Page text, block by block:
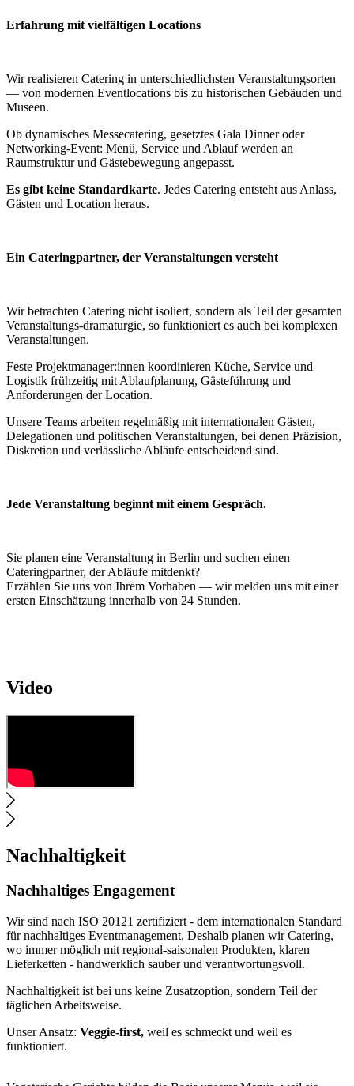
Erfahrung mit vielfältigen Locations
Wir realisieren Catering in unterschiedlichsten Veranstaltungsorten
— von modernen Eventlocations bis zu historischen Gebäuden und
Museen.
Ob dynamisches Messecatering, gesetztes Gala Dinner oder
Networking-Event: Menü, Service und Ablauf werden an
Raumstruktur und Gästebewegung angepasst.
Es gibt keine Standardkarte. Jedes Catering entsteht aus Anlass,
Gästen und Location heraus.
Ein Cateringpartner, der Veranstaltungen versteht
Wir betrachten Catering nicht isoliert, sondern als Teil der gesamten
Veranstaltungs-dramaturgie, so funktioniert es auch bei komplexen
Veranstaltungen.
Feste Projektmanager:innen koordinieren Küche, Service und
Logistik frühzeitig mit Ablaufplanung, Gästeführung und
Anforderungen der Location.
Unsere Teams arbeiten regelmäßig mit internationalen Gästen,
Delegationen und politischen Veranstaltungen, bei denen Präzision,
Diskretion und verlässliche Abläufe entscheidend sind.
Jede Veranstaltung beginnt mit einem Gespräch.
Sie planen eine Veranstaltung in Berlin und suchen einen
Cateringpartner, der Abläufe mitdenkt?
Erzählen Sie uns von Ihrem Vorhaben — wir melden uns mit einer
ersten Einschätzung innerhalb von 24 Stunden.
Video
Nachhaltigkeit
Nachhaltiges Engagement
Wir sind nach ISO 20121 zertifiziert - dem internationalen Standard
für nachhaltiges Eventmanagement. Deshalb planen wir Catering,
wo immer möglich mit regional-saisonalen Produkten, klaren
Lieferketten - handwerklich sauber und verantwortungsvoll.
Nachhaltigkeit ist bei uns keine Zusatzoption, sondern Teil der
täglichen Arbeitsweise.
Unser Ansatz: Veggie-first, weil es schmeckt und weil es
funktioniert.